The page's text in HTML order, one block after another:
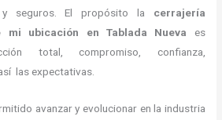
y seguros. El propósito la cerrajería
mi ubicación
en Tablada Nueva es
total, compromiso, confianza,
las expectativas.
avanzar y evolucionar en la industria